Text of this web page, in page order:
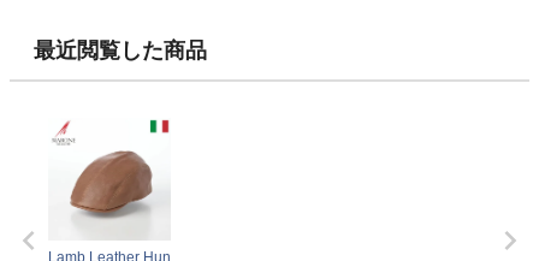
最近閲覧した商品